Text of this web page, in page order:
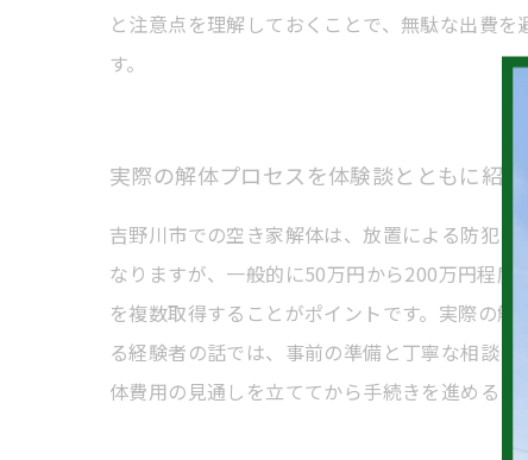
と注意点を理解しておくことで、無駄な出費
す。
実際の解体プロセスを体験談とともに紹
吉野川市での空き家解体は、放置による防犯
なりますが、一般的に50万円から200万円程
を複数取得することがポイントです。実際の
る経験者の話では、事前の準備と丁寧な相談
体費用の見通しを立ててから手続きを進める